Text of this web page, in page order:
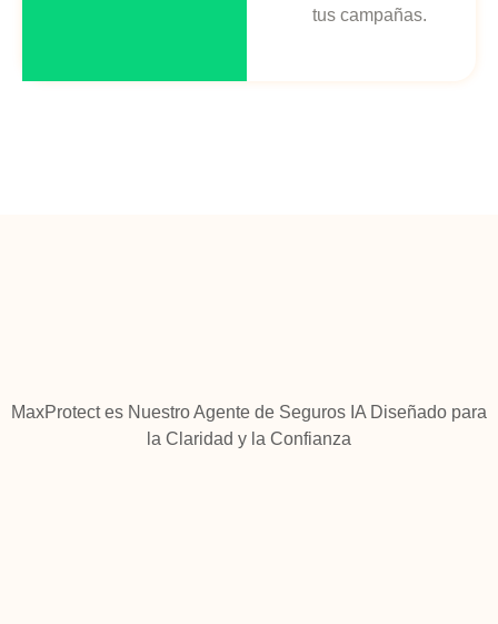
tus campañas.
MaxProtect es Nuestro Agente de Seguros IA Diseñado para
la Claridad y la Confianza